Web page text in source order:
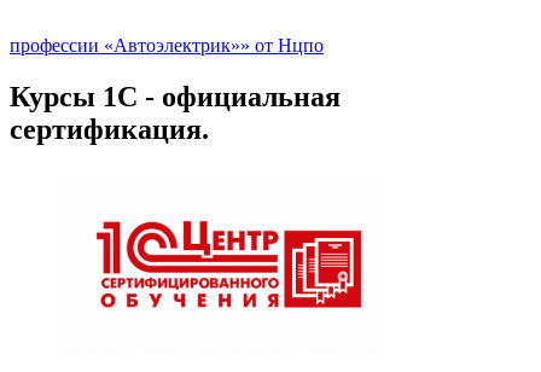
профессии «Автоэлектрик»» от Нцпо
Курсы 1С - официальная
сертификация.